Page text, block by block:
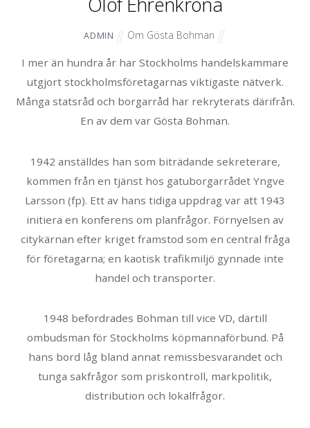
ADMIN Om Gösta Bohman
I mer än hundra år har Stockholms handelskammare
utgjort stockholmsföretagarnas viktigaste nätverk.
Många statsråd och borgarråd har rekryterats därifrån.
En av dem var Gösta Bohman.
1942 anställdes han som biträdande sekreterare,
kommen från en tjänst hos gatuborgarrådet Yngve
Larsson (fp). Ett av hans tidiga uppdrag var att 1943
initiera en konferens om planfrågor. Förnyelsen av
citykärnan efter kriget framstod som en central fråga
för företagarna; en kaotisk trafikmiljö gynnade inte
handel och transporter.
1948 befordrades Bohman till vice VD, därtill
ombudsman för Stockholms köpmannaförbund. På
hans bord låg bland annat remissbesvarandet och
tunga sakfrågor som priskontroll, markpolitik,
distribution och lokalfrågor.